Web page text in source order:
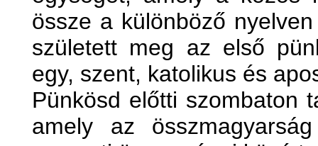
össze a különböző
született meg az első
egy, szent, katolikus és
Pünkösd előtti szombaton
amely az